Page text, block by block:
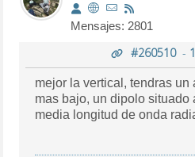
Mensajes: 2801
#260510-
mejor la vertical, tendras un
mas bajo, un dipolo situado
media longitud de onda